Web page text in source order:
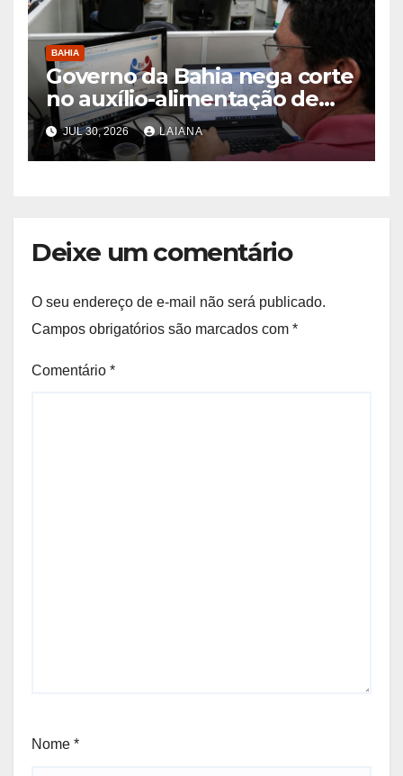
BAHIA
Governo da Bahia nega corte
no auxílio-alimentação de
servidores Reda
JUL 30, 2026 LAIANA
Deixe um comentário
O seu endereço de e-mail não será publicado.
Campos obrigatórios são marcados com *
Comentário *
Nome *